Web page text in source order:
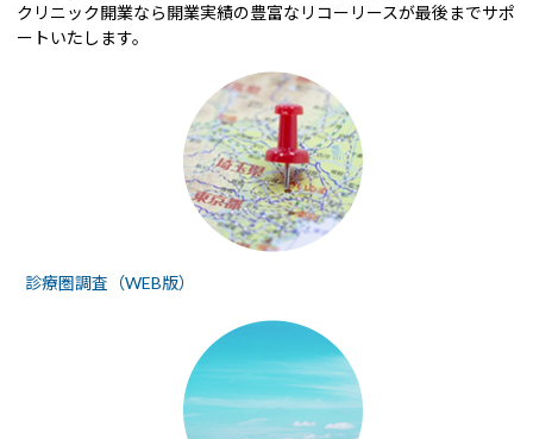
クリニック開業なら開業実績の豊富なリコーリースが最後までサポ
ートいたします。
診療圏調査（WEB版）